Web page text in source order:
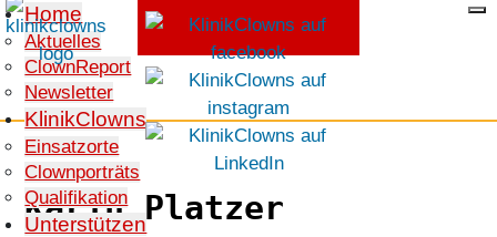
SPENDEN
Home
Aktuelles
ClownReport
Newsletter
KlinikClowns
Einsatzorte
Clownporträts
Qualifikation
Unterstützen
Karin Platzer